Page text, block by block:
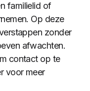
familielid of
Op deze
zonder
afwachten.
contact op te
voor meer